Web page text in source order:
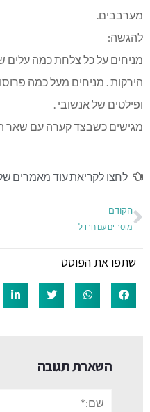
מערבבים.
להגשה:
מניחים על כל צלחת כמה
הירקות . מניחים מעל כמה
ופילטים של אנשובי .
מגישים כשבצד קערה עם שאר
לחצו לקריאת עוד מאמרים
הקודם
מוסר ים עם חרדל
שתפו את הפוסט
השארת תגובה